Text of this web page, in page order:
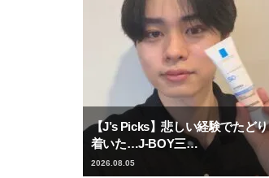
【J’s Picks】悲しい経験でたどり
着いた…J-BOY三…
2026.08.05